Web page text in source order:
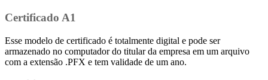
Certificado A1
Esse modelo de certificado é totalmente digital e pode ser
armazenado no computador do titular da empresa em um arquivo
com a extensão .PFX e tem validade de um ano.